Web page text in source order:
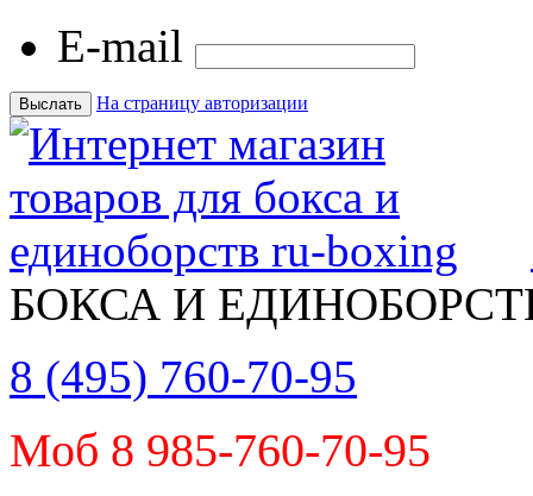
E-mail
На страницу авторизации
БОКСА И
8 (495) 760-70-95
Моб 8 985-760-70-95